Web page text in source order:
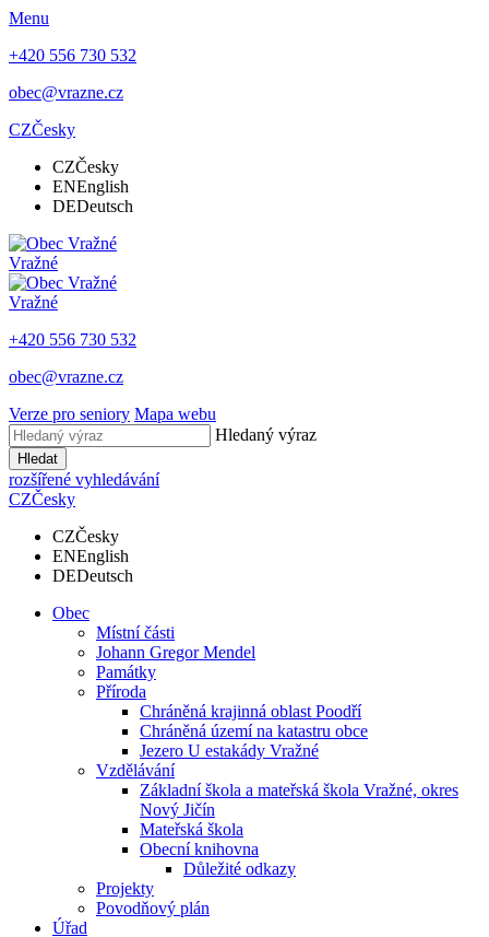
Menu
+420 556 730 532
obec@vrazne.cz
CZČesky
CZČesky
ENEnglish
DEDeutsch
Vražné
Vražné
+420 556 730 532
obec@vrazne.cz
Verze pro seniory Mapa webu
Hledaný výraz
Hledat
rozšířené vyhledávání
CZČesky
CZČesky
ENEnglish
DEDeutsch
Obec
Místní části
Johann Gregor Mendel
Památky
Příroda
Chráněná krajinná oblast Poodří
Chráněná území na katastru obce
Jezero U estakády Vražné
Vzdělávání
Základní škola a mateřská škola Vražné, okres
Nový Jičín
Mateřská škola
Obecní knihovna
Důležité odkazy
Projekty
Povodňový plán
Úřad